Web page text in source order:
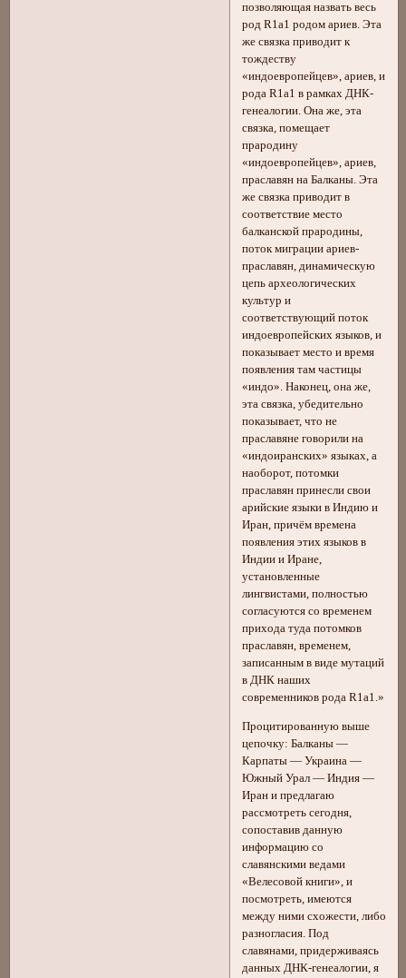
позволяющая назвать весь
род R1a1 родом ариев. Эта
же связка приводит к
тождеству
«индоевропейцев», ариев, и
рода R1a1 в рамках ДНК-
генеалогии. Она же, эта
связка, помещает
прародину
«индоевропейцев», ариев,
праславян на Балканы. Эта
же связка приводит в
соответствие место
балканской прародины,
поток миграции ариев-
праславян, динамическую
цепь археологических
культур и
соответствующий поток
индоевропейских языков, и
показывает место и время
появления там частицы
«индо». Наконец, она же,
эта связка, убедительно
показывает, что не
праславяне говорили на
«индоиранских» языках, а
наоборот, потомки
праславян принесли свои
арийские языки в Индию и
Иран, причём времена
появления этих языков в
Индии и Иране,
установленные
лингвистами, полностью
согласуются со временем
прихода туда потомков
праславян, временем,
записанным в виде мутаций
в ДНК наших
современников рода R1a1.»
Процитированную выше
цепочку: Балканы —
Карпаты — Украина —
Южный Урал — Индия —
Иран и предлагаю
рассмотреть сегодня,
сопоставив данную
информацию со
славянскими ведами
«Велесовой книги», и
посмотреть, имеются
между ними схожести, либо
разногласия. Под
славянами, придерживаясь
данных ДНК-генеалогии, я